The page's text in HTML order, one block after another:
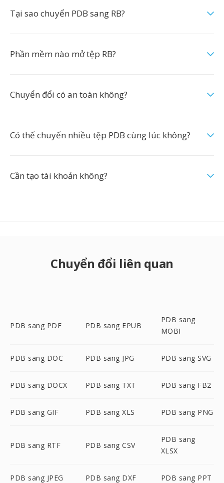
Tại sao chuyển PDB sang RB?
Phần mềm nào mở tệp RB?
Chuyển đổi có an toàn không?
Có thể chuyển nhiều tệp PDB cùng lúc không?
Cần tạo tài khoản không?
Chuyển đổi liên quan
PDB sang PDF PDB sang EPUB
PDB sang
MOBI
PDB sang DOC PDB sang JPG PDB sang SVG
PDB sang DOCX PDB sang TXT PDB sang FB2
PDB sang GIF PDB sang XLS PDB sang PNG
PDB sang RTF PDB sang CSV
PDB sang
XLSX
PDB sang JPEG PDB sang DXF PDB sang PPT